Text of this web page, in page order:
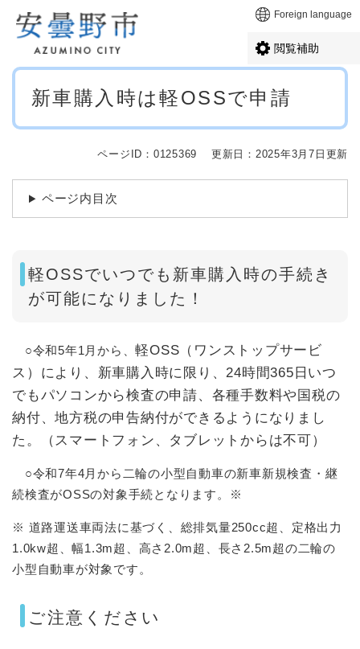
メニューを飛ばして本文へ Foreign language
閲覧補助
本
新車購入時は軽OSSで申請
ページID：0125369 更新日：2025年3月7日更新
ページ内目次
軽OSSでいつでも新車購入時の手続き
が可能になりました！
○令和5年1月から、軽OSS（ワンストップサービ
ス）により、新車購入時に限り、24時間365日いつ
でもパソコンから検査の申請、各種手数料や国税の
納付、地方税の申告納付ができるようになりまし
た。（スマートフォン、タブレットからは不可）
○令和7年4月から二輪の小型自動車の新車新規検査・継
続検査がOSSの対象手続となります。※
※ 道路運送車両法に基づく、総排気量250cc超、定格出力
1.0kw超、幅1.3m超、高さ2.0m超、長さ2.5m超の二輪の
小型自動車が対象です。
ご注意ください